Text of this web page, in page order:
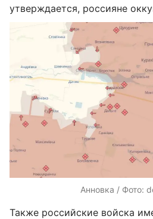
утверждается, россияне
Анновка / Фото:
Также российские войска